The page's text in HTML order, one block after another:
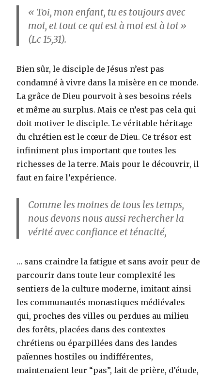
« Toi, mon enfant, tu es toujours avec
moi, et tout ce qui est à moi est à toi »
(Lc 15,31).
Bien sûr, le disciple de Jésus n’est pas
condamné à vivre dans la misère en ce monde.
La grâce de Dieu pourvoit à ses besoins réels
et même au surplus. Mais ce n’est pas cela qui
doit motiver le disciple. Le véritable héritage
du chrétien est le cœur de Dieu. Ce trésor est
infiniment plus important que toutes les
richesses de la terre. Mais pour le découvrir, il
faut en faire l’expérience.
Comme les moines de tous les temps,
nous devons nous aussi rechercher la
vérité avec confiance et ténacité,
… sans craindre la fatigue et sans avoir peur de
parcourir dans toute leur complexité les
sentiers de la culture moderne, imitant ainsi
les communautés monastiques médiévales
qui, proches des villes ou perdues au milieu
des forêts, placées dans des contextes
chrétiens ou éparpillées dans des landes
païennes hostiles ou indifférentes,
maintenaient leur “pas”, fait de prière, d’étude,